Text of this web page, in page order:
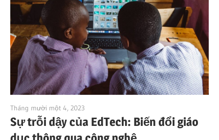
Tháng mười một 4, 2023
Sự trỗi dậy của EdTech: Biến đổi giáo